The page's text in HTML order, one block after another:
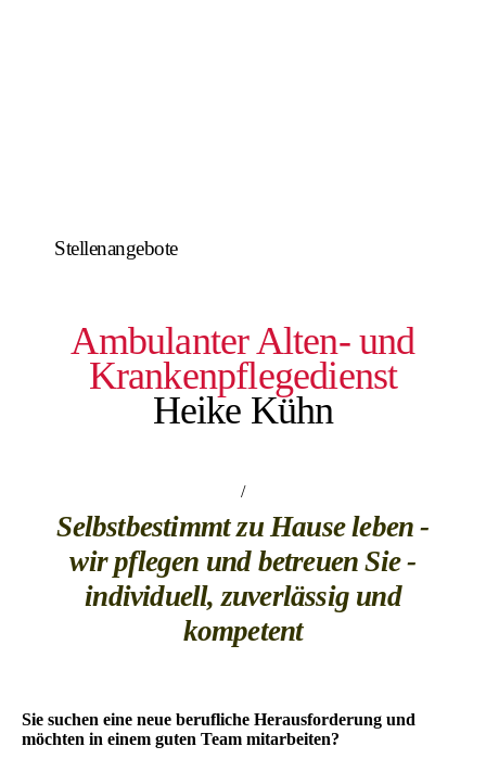
Stellenangebote
Ambulanter Alten- und
Krankenpflegedienst
Heike Kühn
/
Selbstbestimmt zu Hause leben -
wir pflegen und betreuen Sie -
individuell, zuverlässig und
kompetent
Sie suchen eine neue berufliche Herausforderung und
möchten in einem guten Team mitarbeiten?